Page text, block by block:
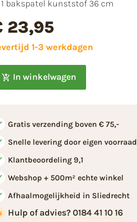
1 bakspatel kunststof 36 cm
23,95
1-3 werkdagen
In winkelwagen
Gratis verzending boven € 75,-
Snelle levering door eigen voorraad
Klantbeoordeling 9,1
Webshop + 500m² echte winkel
Afhaalmogelijkheid in Sliedrecht
Hulp of advies? 0184 41 10 16